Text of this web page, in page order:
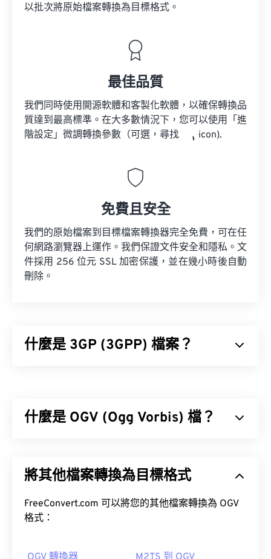
以批次將原始檔案轉換為目標格式。
最佳品質
我們同時使用開源軟體和客製化軟體，以確保轉換品
質達到最高標準。在大多數情況下，您可以使用「進
階設定」微調轉換參數（可選，尋找
icon).
免費且安全
我們的原始檔案到目標檔案轉換器完全免費，可在任
何網路瀏覽器上運作。我們保證文件安全和隱私。文
件採用 256 位元 SSL 加密保護，並在幾小時後自動
刪除。
什麼是 3GP (3GPP) 檔案？
如何開啟 3GP 檔案？
種檔案格式在大多數作業系統上都可以輕鬆打開，包
什麼是 OGV (Ogg Vorbis) 檔？
碼器家族的一部分，由非營利組織Xiph.Org 基金會
分複用 (TDM)音訊、視訊、文字（字幕）和元資
料。
將其他檔案轉換為目標格式
FreeConvert.com 可以將您的其他檔案轉換為 OGV
格式：